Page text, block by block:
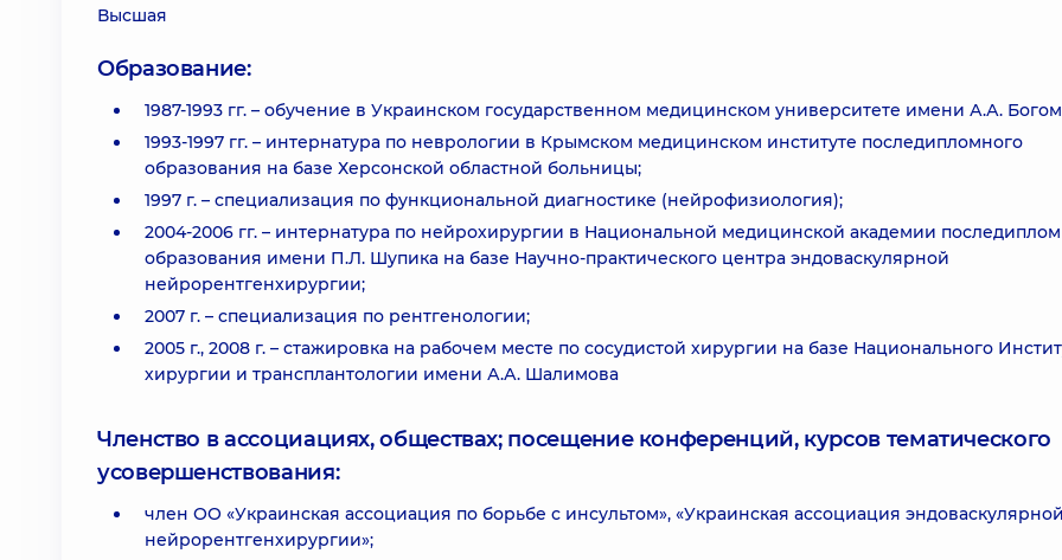
Высшая
Образование:
1987-1993 гг. – обучение в Украинском государственном медицинском университете имени А.А.
1993-1997 гг. – интернатура по неврологии в Крымском медицинском институте последипломного
образования на базе Херсонской областной больницы;
1997 г. – специализация по функциональной диагностике (нейрофизиология);
2004-2006 гг. – интернатура по нейрохирургии в Национальной медицинской академии
образования имени П.Л. Шупика на базе Научно-практического центра эндоваскулярной
нейрорентгенхирургии;
2007 г. – специализация по рентгенологии;
2005 г., 2008 г. – стажировка на рабочем месте по сосудистой хирургии на базе Национального
хирургии и трансплантологии имени А.А. Шалимова
Членство в ассоциациях, обществах; посещение конференций, курсов тематического
усовершенствования:
член ОО «Украинская ассоциация по борьбе с инсультом», «Украинская ассоциация
нейрорентгенхирургии»;